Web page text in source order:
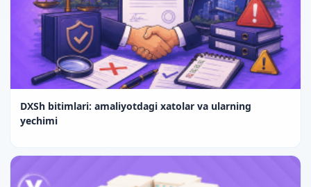
DXSh bitimlari: amaliyotdagi xatolar va ularning
yechimi